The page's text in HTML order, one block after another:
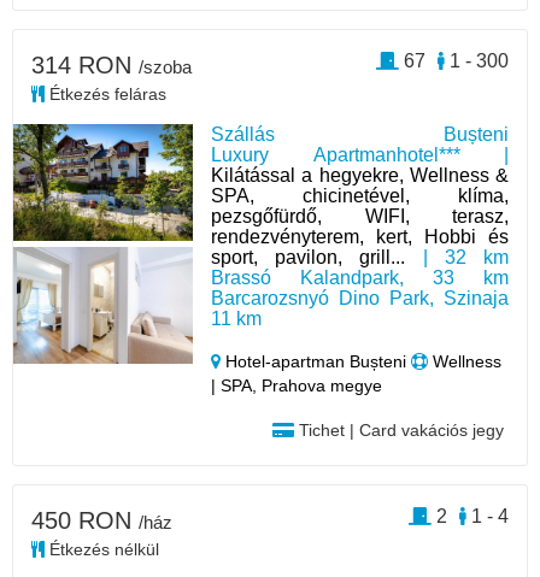
Szállás Bușteni
Luxury Apartmanhotel*** |
Kilátással a hegyekre, Wellness &
SPA, chicinetével, klíma,
pezsgőfürdő, WIFI, terasz,
rendezvényterem, kert, Hobbi és
sport, pavilon, grill... | 32 km
Brassó Kalandpark, 33 km
Barcarozsnyó Dino Park, Szinaja
11 km
Hotel‑apartman Bușteni
Wellness
| SPA, Prahova megye
Tichet | Card vakációs jegy
314 RON /szoba
Étkezés feláras
1 - 300
67
450 RON /ház
Étkezés nélkül
1 - 4
2